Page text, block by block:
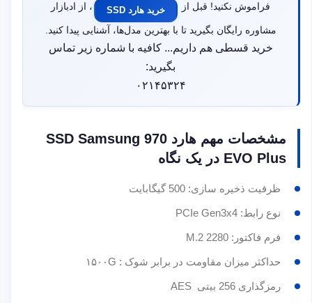
فراموش نکنید! قبل از خرید هارد SSD ، از ادبازار
مشاوره رایگان بگیرید تا با بهترین مدل‌ها، آشنایی پیدا کنید.
خرید قسطی هم داریم... کافیه با شماره زیر تماس
بگیرید:
۰۲۱۴۵۳۲۴
مشخصات مهم هارد SSD Samsung 970
EVO Plus در یک نگاه
ظرفیت ذخیره سازی: 500 گیگابایت
نوع رابط: PCIe Gen3x4
فرم فاکتور: M.2 2280
حداکثر میزان مقاومت در برابر شوک : ۱۵۰۰G
رمزگذاری 256 بیتی AES